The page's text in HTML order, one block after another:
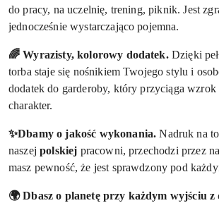
do pracy, na uczelnię, trening, piknik. Jest
jednocześnie wystarczająco pojemna.
🌈 Wyrazisty, kolorowy dodatek. Dzięki
torba staje się nośnikiem Twojego stylu i
dodatek do garderoby, który przyciąga
charakter.
✨Dbamy o jakość wykonania. Nadruk na
naszejpolskiej pracowni, przechodzi przez
masz pewność, że jest sprawdzony pod
🌍 Dbasz o planetę przy każdym wyjściu